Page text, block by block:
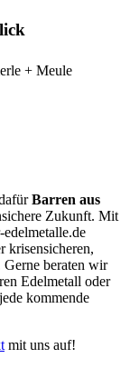
+ Meule
Barren aus
Zukunft. Mit
krisensicheren,
Gerne beraten wir
Edelmetall oder
kommende
mit uns auf!